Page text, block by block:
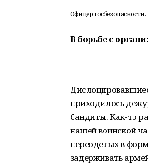
Офицер госбезопасности.
В борьбе с
приходилось
бандиты. Как-то
нашей воинской
переодетых в
задерживать